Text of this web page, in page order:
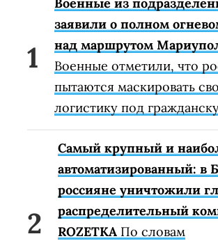
Военные из
заявили о полном
над маршрутом
Военные отметили, что
пытаются маскировать
логистику под
Самый крупный и
автоматизированный: в
россияне уничтожили
распределительный
ROZETKA По словам